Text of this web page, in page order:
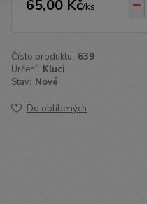
65,00 Kč/ks
Číslo produktu: 639
Určení: Kluci
Stav: Nové
Do oblíbených